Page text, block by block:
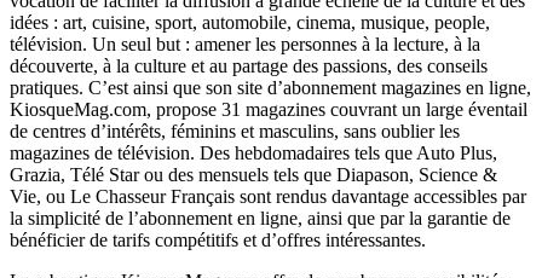
idées : art, cuisine, sport, automobile, cinema, musique, people,
télévision. Un seul but : amener les personnes à la lecture, à la
découverte, à la culture et au partage des passions, des conseils
pratiques. C’est ainsi que son site d’abonnement magazines en ligne,
KiosqueMag.com, propose 31 magazines couvrant un large éventail
de centres d’intérêts, féminins et masculins, sans oublier les
magazines de télévision. Des hebdomadaires tels que Auto Plus,
Grazia, Télé Star ou des mensuels tels que Diapason, Science &
Vie, ou Le Chasseur Français sont rendus davantage accessibles par
la simplicité de l’abonnement en ligne, ainsi que par la garantie de
bénéficier de tarifs compétitifs et d’offres intéressantes.